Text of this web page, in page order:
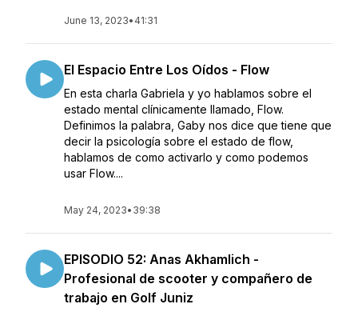
June 13, 2023• 41:31
El Espacio Entre Los Oídos - Flow
En esta charla Gabriela y yo hablamos sobre el
estado mental clínicamente llamado, Flow.
Definimos la palabra, Gaby nos dice que tiene que
decir la psicología sobre el estado de flow,
hablamos de como activarlo y como podemos
usar Flow....
May 24, 2023• 39:38
EPISODIO 52: Anas Akhamlich -
Profesional de scooter y compañero de
trabajo en Golf Juniz